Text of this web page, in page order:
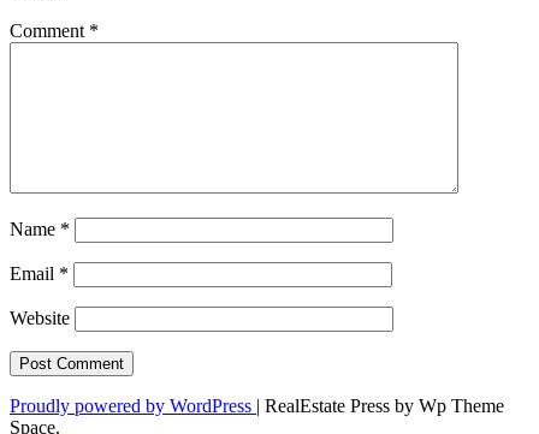
Comment *
Name *
Email *
Website
Proudly powered by WordPress | RealEstate Press by Wp Theme
Space.